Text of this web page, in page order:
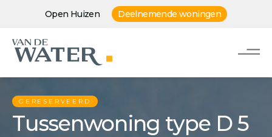
Open Huizen Deelnemende woningen
GERESERVEERD
Tussenwoning type D 5